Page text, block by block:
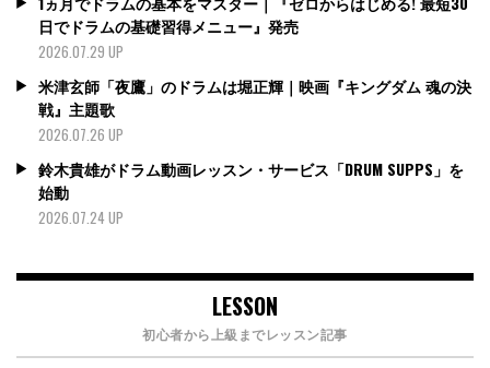
日でドラムの基礎習得メニュー』発売
2026.07.29 UP
米津玄師「夜鷹」のドラムは堀正輝｜映画『キングダム 魂の決
戦』主題歌
2026.07.26 UP
鈴木貴雄がドラム動画レッスン・サービス「DRUM SUPPS」を
始動
2026.07.24 UP
LESSON
初心者から上級までレッスン記事